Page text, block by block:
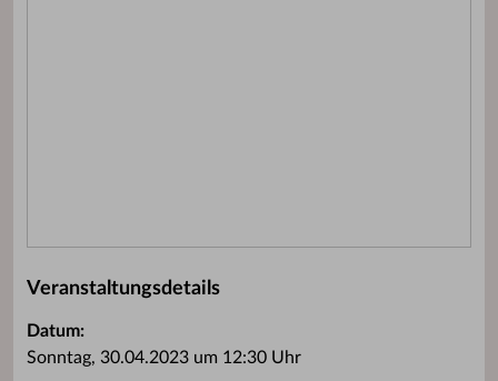
Veranstaltungsdetails
Datum:
Sonntag, 30.04.2023 um 12:30 Uhr